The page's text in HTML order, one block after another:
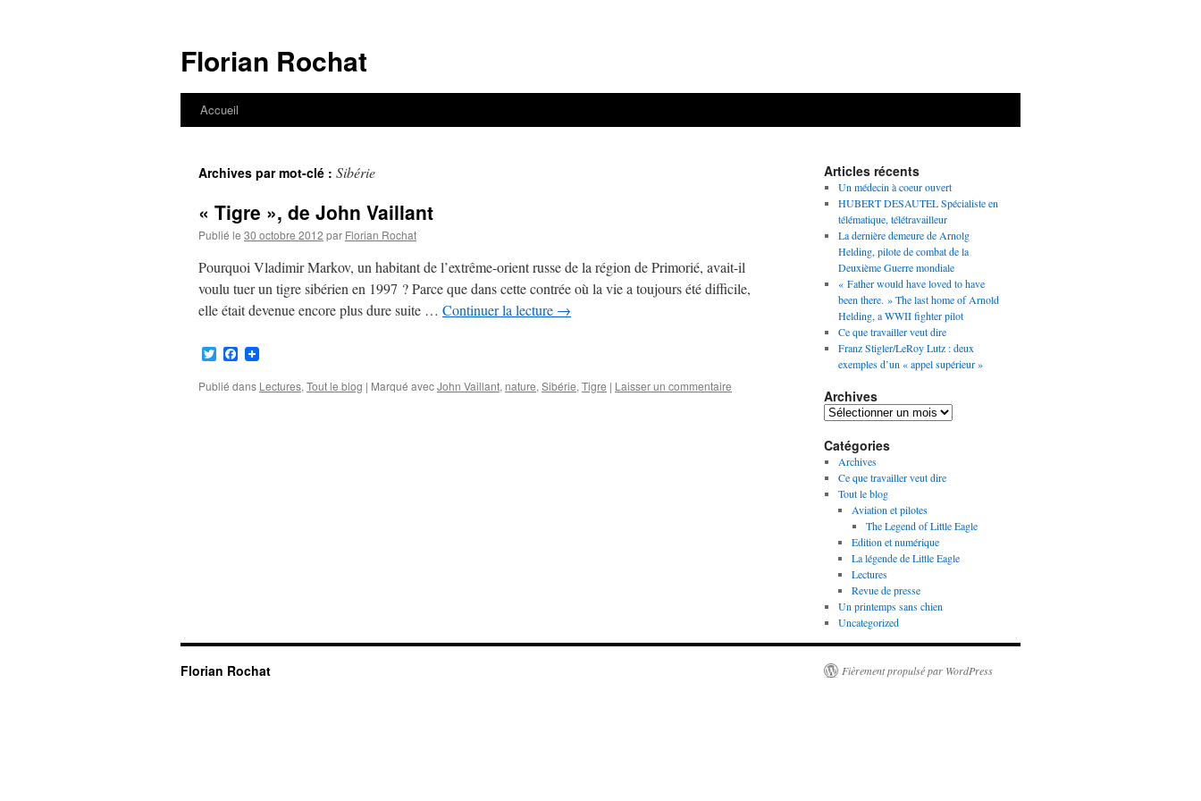
contenu
Florian Rochat
Accueil
Archives par mot-clé : Sibérie
« Tigre », de John Vaillant
Publié le 30 octobre 2012 par Florian Rochat
Pourquoi Vladimir Markov, un habitant de l’extrême-orient russe de la région de Primorié, avait-il
voulu tuer un tigre sibérien en 1997 ? Parce que dans cette contrée où la vie a toujours été difficile,
elle était devenue encore plus dure suite … Continuer la lecture →
TwitterFacebook
Publié dans Lectures, Tout le blog | Marqué avecJohn Vaillant, nature, Sibérie, Tigre | Laisser un commentaire
Articles récents
Un médecin à coeur ouvert
HUBERT DESAUTEL Spécialiste en
télématique, télétravailleur
La dernière demeure de Arnolg
Helding, pilote de combat de la
Deuxième Guerre mondiale
« Father would have loved to have
been there. » The last home of Arnold
Helding, a WWII fighter pilot
Ce que travailler veut dire
Franz Stigler/LeRoy Lutz : deux
exemples d’un « appel supérieur »
Archives
Archives
Catégories
Archives
Ce que travailler veut dire
Tout le blog
Aviation et pilotes
The Legend of Little Eagle
Edition et numérique
La légende de Little Eagle
Lectures
Revue de presse
Un printemps sans chien
Uncategorized
Florian Rochat Fièrement propulsé par WordPress